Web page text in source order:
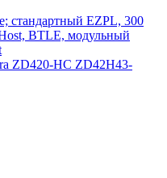
стандартный EZPL, 300
BTLE, модульный
ZD420-HC ZD42H43-